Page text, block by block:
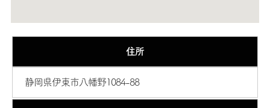
住所
静岡県伊東市八幡野1084-88